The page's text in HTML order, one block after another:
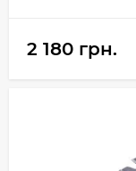
2 180 грн.